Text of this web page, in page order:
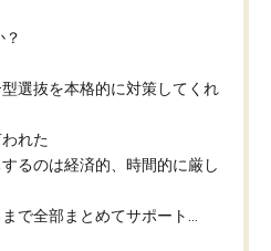
選抜を本格的に対策してくれ
れた
るのは経済的、時間的に厳し
で全部まとめてサポート...